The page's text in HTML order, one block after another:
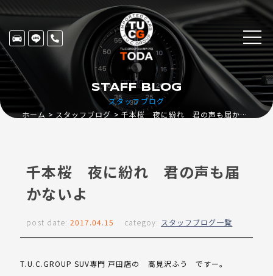
スタッフブログ
STAFF BLOG
ホーム スタッフブログ 千本桜 夜に紛れ 君の声も届かないよ
千本桜 夜に紛れ 君の声も届
かないよ
post date: 2017.04.15 categoy: スタッフブログ一覧
T.U.C.GROUP SUV専門 戸田店の 高見沢ふう ですー。